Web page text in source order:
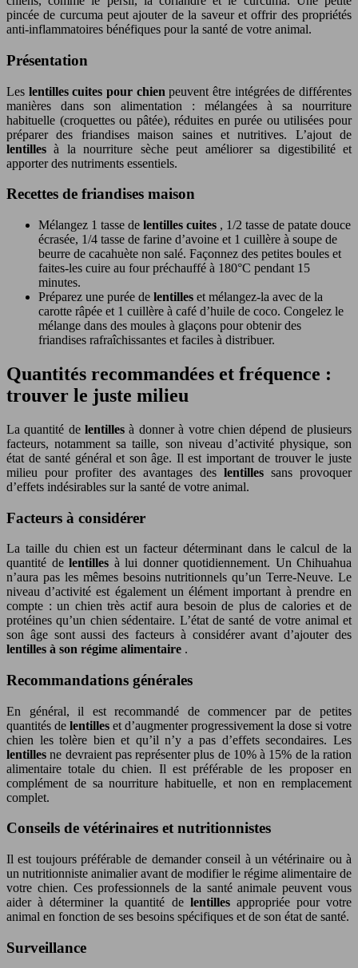
pincée de curcuma peut ajouter de la saveur et offrir des propriétés
anti-inflammatoires bénéfiques pour la santé de votre animal.
Présentation
Les lentilles cuites pour chienpeuvent être intégrées de différentes
manières dans son alimentation : mélangées à sa nourriture
habituelle (croquettes ou pâtée), réduites en purée ou utilisées pour
préparer des friandises maison saines et nutritives. L’ajout de
lentillesà la nourriture sèche peut améliorer sa digestibilité et
apporter des nutriments essentiels.
Recettes de friandises maison
Mélangez 1 tasse de lentilles cuites , 1/2 tasse de patate douce
écrasée, 1/4 tasse de farine d’avoine et 1 cuillère à soupe de
beurre de cacahuète non salé. Façonnez des petites boules et
faites-les cuire au four préchauffé à 180°C pendant 15
minutes.
Préparez une purée de lentilles et mélangez-la avec de la
carotte râpée et 1 cuillère à café d’huile de coco. Congelez le
mélange dans des moules à glaçons pour obtenir des
friandises rafraîchissantes et faciles à distribuer.
Quantités recommandées et fréquence :
trouver le juste milieu
La quantité delentillesà donner à votre chien dépend de plusieurs
facteurs, notamment sa taille, son niveau d’activité physique, son
état de santé général et son âge. Il est important de trouver le juste
milieu pour profiter des avantages des lentilles sans provoquer
d’effets indésirables sur la santé de votre animal.
Facteurs à considérer
La taille du chien est un facteur déterminant dans le calcul de la
quantité de lentilles à lui donner quotidiennement. Un Chihuahua
n’aura pas les mêmes besoins nutritionnels qu’un Terre-Neuve. Le
niveau d’activité est également un élément important à prendre en
compte : un chien très actif aura besoin de plus de calories et de
protéines qu’un chien sédentaire. L’état de santé de votre animal et
son âge sont aussi des facteurs à considérer avant d’ajouter des
lentilles à son régime alimentaire .
Recommandations générales
En général, il est recommandé de commencer par de petites
quantités de lentilles et d’augmenter progressivement la dose si votre
chien les tolère bien et qu’il n’y a pas d’effets secondaires. Les
lentillesne devraient pas représenter plus de 10% à 15% de la ration
alimentaire totale du chien. Il est préférable de les proposer en
complément de sa nourriture habituelle, et non en remplacement
complet.
Conseils de vétérinaires et nutritionnistes
Il est toujours préférable de demander conseil à un vétérinaire ou à
un nutritionniste animalier avant de modifier le régime alimentaire de
votre chien. Ces professionnels de la santé animale peuvent vous
aider à déterminer la quantité de lentilles appropriée pour votre
animal en fonction de ses besoins spécifiques et de son état de santé.
Surveillance